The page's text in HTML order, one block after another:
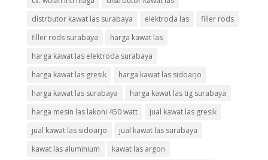
distrbutor kawat las surabaya
elektroda las
filler rods
filler rods surabaya
harga kawat las
harga kawat las elektroda surabaya
harga kawat las gresik
harga kawat las sidoarjo
harga kawat las surabaya
harga kawat las tig surabaya
harga mesin las lakoni 450 watt
jual kawat las gresik
jual kawat las sidoarjo
jual kawat las surabaya
kawat las aluminium
kawat las argon